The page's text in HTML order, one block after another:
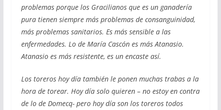
problemas porque los Gracilianos que es un ganadería
pura tienen siempre más problemas de consanguinidad,
más problemas sanitarios. Es más sensible a las
enfermedades. Lo de María Cascón es más Atanasio.
Atanasio es más resistente, es un encaste así.
Los toreros hoy día también le ponen muchas trabas a la
hora de torear. Hoy día solo quieren – no estoy en contra
de lo de Domecq- pero hoy día son los toreros todos